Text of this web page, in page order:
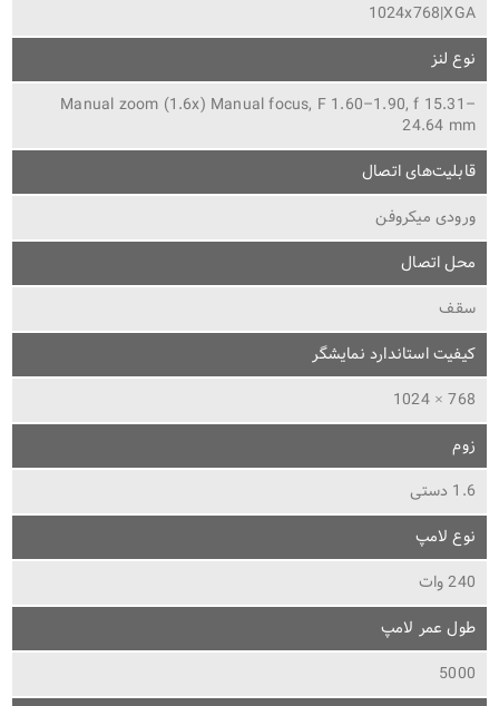
1024x768|XGA
نوع لنز
Manual zoom (1.6x) Manual focus, F 1.60–1.90, f 15.31–
24.64 mm
قابلیت‌های اتصال
ورودی میکروفن
محل اتصال
سقف
کیفیت استاندارد نمایشگر
768 × 1024
زوم
1.6 دستی
نوع لامپ
240 وات
طول عمر لامپ
5000